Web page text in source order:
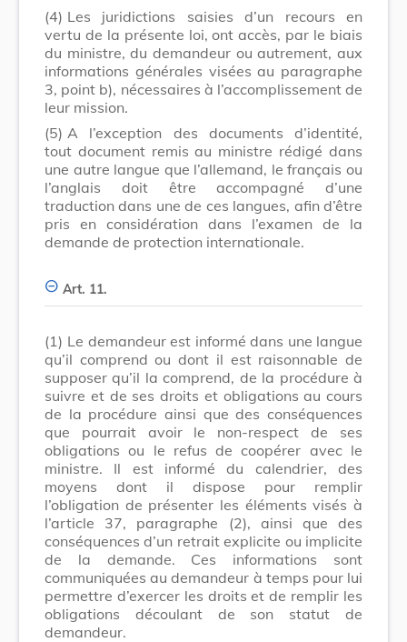
(4) Les juridictions saisies d’un recours en
vertu de la présente loi, ont accès, par le biais
du ministre, du demandeur ou autrement, aux
informations générales visées au paragraphe
3, point b), nécessaires à l’accomplissement de
leur mission.
(5) A l’exception des documents d’identité,
tout document remis au ministre rédigé dans
une autre langue que l’allemand, le français ou
l’anglais doit être accompagné d’une
traduction dans une de ces langues, afin d’être
pris en considération dans l’examen de la
demande de protection internationale.
Art. 11.
(1) Le demandeur est informé dans une langue
qu’il comprend ou dont il est raisonnable de
supposer qu’il la comprend, de la procédure à
suivre et de ses droits et obligations au cours
de la procédure ainsi que des conséquences
que pourrait avoir le non-respect de ses
obligations ou le refus de coopérer avec le
ministre. Il est informé du calendrier, des
moyens dont il dispose pour remplir
l’obligation de présenter les éléments visés à
l’article 37, paragraphe (2), ainsi que des
conséquences d’un retrait explicite ou implicite
de la demande. Ces informations sont
communiquées au demandeur à temps pour lui
permettre d’exercer les droits et de remplir les
obligations découlant de son statut de
demandeur.